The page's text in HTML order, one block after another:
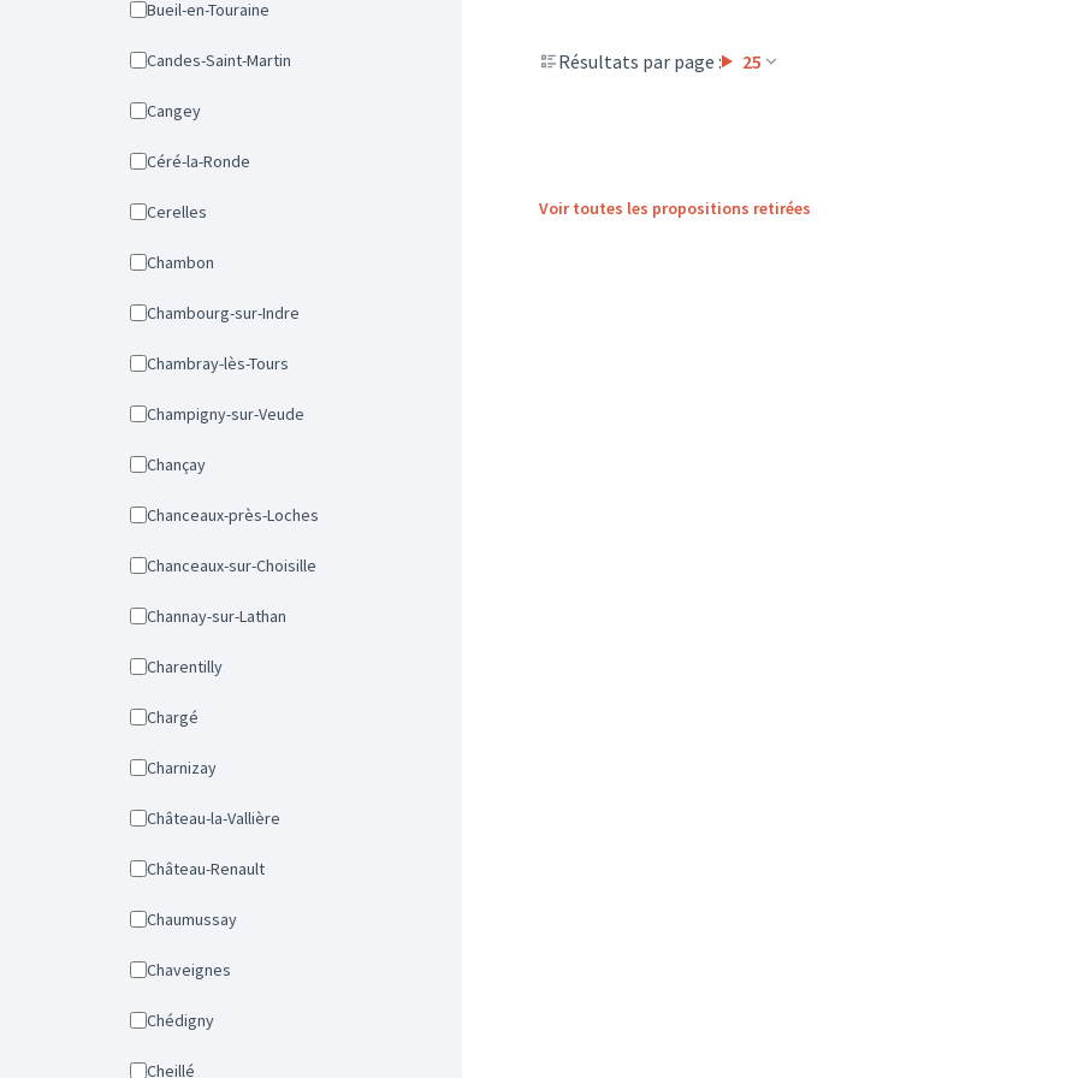
Bueil-en-Touraine
Candes-Saint-Martin
Cangey
Céré-la-Ronde
Cerelles
Chambon
Chambourg-sur-Indre
Chambray-lès-Tours
Champigny-sur-Veude
Chançay
Chanceaux-près-Loches
Chanceaux-sur-Choisille
Channay-sur-Lathan
Charentilly
Chargé
Charnizay
Château-la-Vallière
Château-Renault
Chaumussay
Chaveignes
Chédigny
Cheillé
Résultats par page : 25
Voir toutes les propositions retirées